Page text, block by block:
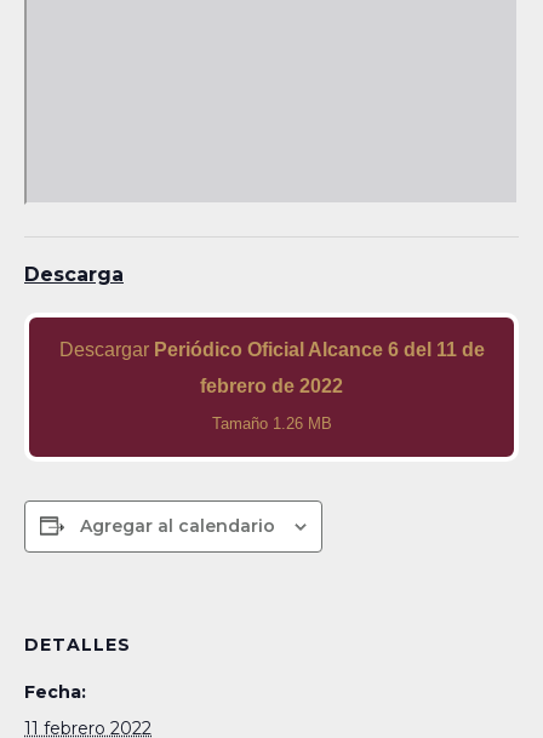
Descarga
Descargar Periódico Oficial Alcance 6 del 11 de
febrero de 2022
Tamaño 1.26 MB
Agregar al calendario
DETALLES
Fecha:
11 febrero 2022